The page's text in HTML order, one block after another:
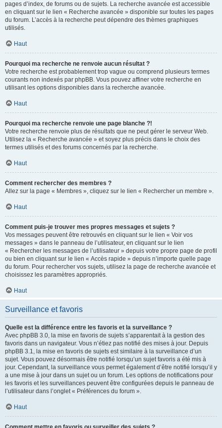
pages d’index, de forums ou de sujets. La recherche avancée est accessible
en cliquant sur le lien « Recherche avancée » disponible sur toutes les pages
du forum. L’accès à la recherche peut dépendre des thèmes graphiques
utilisés.
Haut
Pourquoi ma recherche ne renvoie aucun résultat ?
Votre recherche est probablement trop vague ou comprend plusieurs termes
courants non indexés par phpBB. Vous pouvez affiner votre recherche en
utilisant les options disponibles dans la recherche avancée.
Haut
Pourquoi ma recherche renvoie une page blanche ?!
Votre recherche renvoie plus de résultats que ne peut gérer le serveur Web.
Utilisez la « Recherche avancée » et soyez plus précis dans le choix des
termes utilisés et des forums concernés par la recherche.
Haut
Comment rechercher des membres ?
Allez sur la page « Membres », cliquez sur le lien « Rechercher un membre ».
Haut
Comment puis-je trouver mes propres messages et sujets ?
Vos messages peuvent être retrouvés en cliquant sur le lien « Voir vos
messages » dans le panneau de l’utilisateur, en cliquant sur le lien
« Rechercher les messages de l’utilisateur » depuis votre propre page de profil
ou bien en cliquant sur le lien « Accès rapide » depuis n’importe quelle page
du forum. Pour rechercher vos sujets, utilisez la page de recherche avancée et
choisissez les paramètres appropriés.
Haut
Surveillance et favoris
Quelle est la différence entre les favoris et la surveillance ?
Avec phpBB 3.0, la mise en favoris de sujets s’apparentait à la gestion des
favoris dans un navigateur. Vous n’étiez pas notifié des mises à jour. Depuis
phpBB 3.1, la mise en favoris de sujets est similaire à la surveillance d’un
sujet. Vous pouvez désormais être notifié lorsqu’un sujet favoris a été mis à
jour. Cependant, la surveillance vous permet également d’être notifié lorsqu’il y
a une mise à jour dans un sujet ou un forum. Les options de notifications pour
les favoris et les surveillances peuvent être configurées depuis le panneau de
l’utilisateur dans l’onglet « Préférences du forum ».
Haut